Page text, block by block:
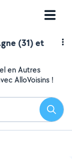
(31) et
en Autres
AlloVoisins !